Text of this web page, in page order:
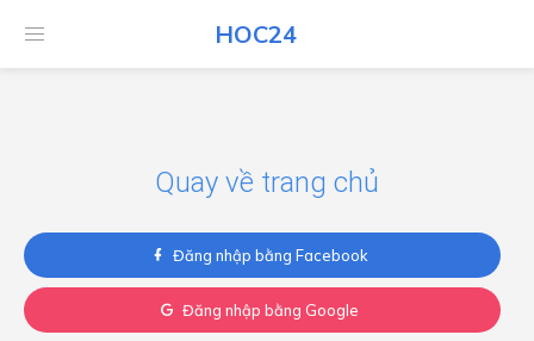
HOC24
HOC24
Quay về trang chủ
Đăng nhập bằng Facebook
Đăng nhập bằng Google